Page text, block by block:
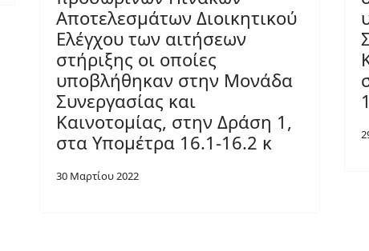
Αποτελεσμάτων Διοικητικού
Ελέγχου των αιτήσεων
στήριξης οι οποίες
υποβλήθηκαν στην Μονάδα
Συνεργασίας και
Καινοτομίας, στην Δράση 1,
στα Υπομέτρα 16.1-16.2 κ
30 Μαρτίου 2022